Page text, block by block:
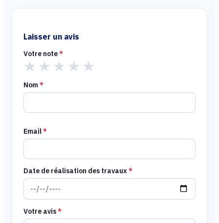
Laisser un avis
Votre note*
★ ★ ★ ★ ★
Nom*
Email*
Date de réalisation des travaux *
Votre avis*